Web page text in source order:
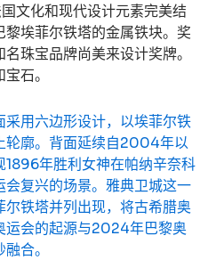
文化和现代设计元素完美结
埃菲尔铁塔的金属铁块。奖
珠宝品牌尚美来设计奖牌。
石。
采用六边形设计，以埃菲尔铁
轮廓。背面延续自2004年以
1896年胜利女神在帕纳辛奈科
会复兴的场景。雅典卫城这一
铁塔并列出现，将古希腊奥
运会的起源与2024年巴黎奥
合。